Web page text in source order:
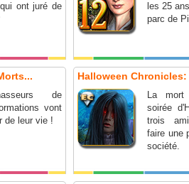
ont juré de
les 25
parc de
de
vont
de leur vie !
Halloween Chronicles:
La
soirée
trois
faire une
société.